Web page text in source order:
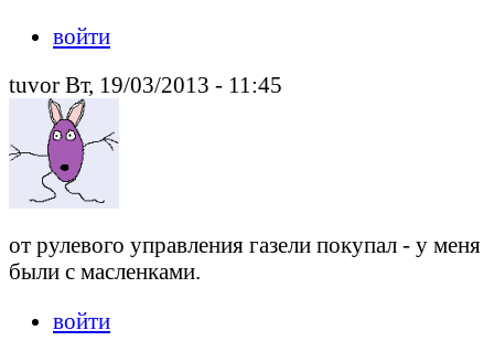
войти
tuvor Вт, 19/03/2013 - 11:45
от рулевого управления газели покупал - у меня
были с масленками.
войти